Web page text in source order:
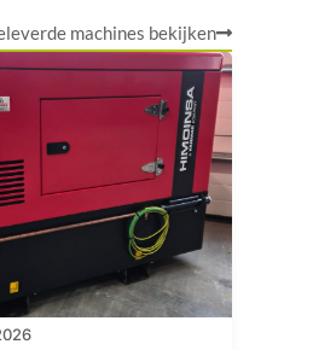
machines bekijken